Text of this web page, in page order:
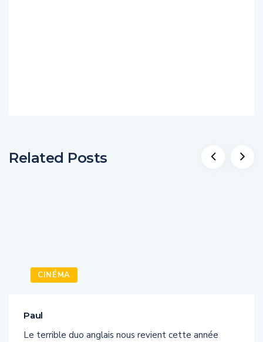
Related Posts
CINÉMA
Paul
Le terrible duo anglais nous revient cette année